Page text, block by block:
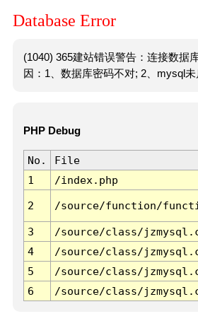
Database Error
(1040) 365建站错误警告：连接数据
因：1、数据库密码不对; 2、mysql未
PHP Debug
No. File
1
/index.php
2 /source/function/
3 /source/class/
4
/source/class/
5
/source/class/
6
/source/class/